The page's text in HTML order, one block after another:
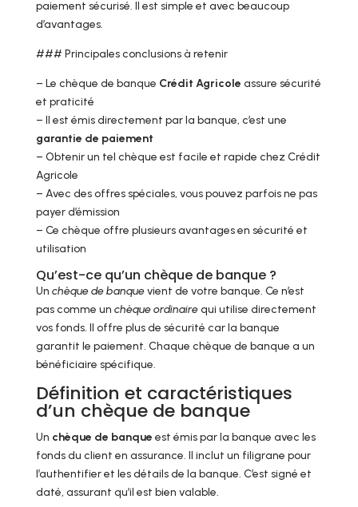
paiement sécurisé. Il est simple et avec beaucoup
d’avantages.
### Principales conclusions à retenir
– Le chèque de banque Crédit Agricole assure sécurité
et praticité
– Il est émis directement par la banque, c’est une
garantie de paiement
– Obtenir un tel chèque est facile et rapide chez Crédit
Agricole
– Avec des offres spéciales, vous pouvez parfois ne pas
payer d’émission
– Ce chèque offre plusieurs avantages en sécurité et
utilisation
Qu’est-ce qu’un chèque de banque ?
Un chèque de banquevient de votre banque. Ce n’est
pas comme un chèque ordinairequi utilise directement
vos fonds. Il offre plus de sécurité car la banque
garantit le paiement. Chaque chèque de banque a un
bénéficiaire spécifique.
Définition et caractéristiques
d’un chèque de banque
Un chèque de banque est émis par la banque avec les
fonds du client en assurance. Il inclut un filigrane pour
l’authentifier et les détails de la banque. C’est signé et
daté, assurant qu’il est bien valable.